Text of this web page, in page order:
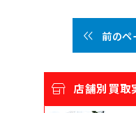
前のペ
店舗別買取